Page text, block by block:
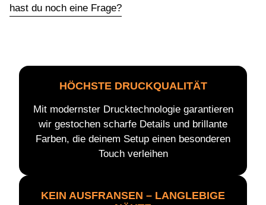
hast du noch eine Frage?
HÖCHSTE DRUCKQUALITÄT
Mit modernster Drucktechnologie garantieren
wir gestochen scharfe Details und brillante
Farben, die deinem Setup einen besonderen
Touch verleihen
KEIN AUSFRANSEN – LANGLEBIGE